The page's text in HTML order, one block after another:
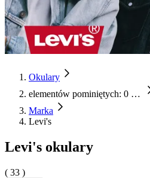
Okulary
elementów pominiętych: 0 …
Marka
Levi's
Levi's okulary
( 33 )